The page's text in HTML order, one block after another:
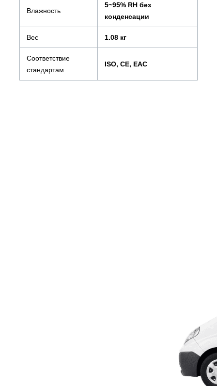
Влажность
5~95% RH без
конденсации
Вес 1.08 кг
Соответствие
стандартам
ISO, CE, EAC